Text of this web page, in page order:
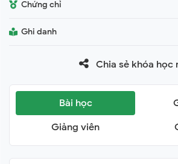
Chứng chỉ
Ghi danh
Chia sẻ khóa học
Bài học
Giảng viên